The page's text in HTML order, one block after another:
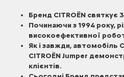
Бренд CITROЁN святкує
Починаючи з 1994 року,
високоефективної
Як і завжди, автомобіль
CITROЁN Jumper
клієнтів.